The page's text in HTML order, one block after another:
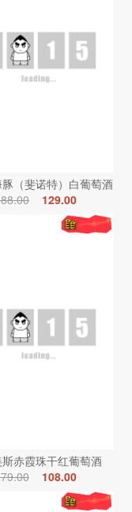
（斐诺特）白葡萄酒
129.00
赤霞珠干红葡萄酒
108.00